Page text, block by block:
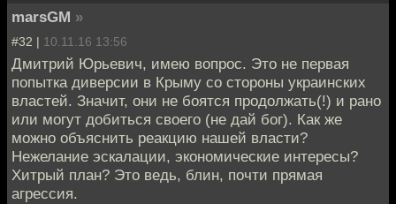
marsGM »
#32 | 10.11.16 13:56
Дмитрий Юрьевич, имею вопрос. Это не первая
попытка диверсии в Крыму со стороны украинских
властей. Значит, они не боятся продолжать(!) и рано
или могут добиться своего (не дай бог). Как же
можно объяснить реакцию нашей власти?
Нежелание эскалации, экономические интересы?
Хитрый план? Это ведь, блин, почти прямая
агрессия.